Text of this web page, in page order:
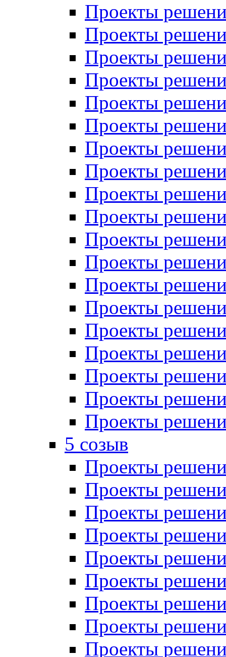
Проекты
Проекты
Проекты
Проекты
Проекты
Проекты
Проекты
Проекты
Проекты
Проекты
Проекты
Проекты
Проекты
Проекты
Проекты
Проекты
Проекты
Проекты
Проекты
5 созыв
Проекты
Проекты
Проекты
Проекты
Проекты
Проекты
Проекты
Проекты
Проекты